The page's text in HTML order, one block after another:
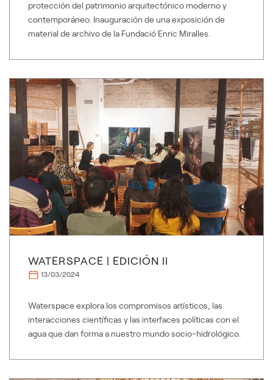
protección del patrimonio arquitectónico moderno y
contemporáneo. Inauguración de una exposición de
material de archivo de la Fundació Enric Miralles.
WATERSPACE | EDICIÓN II
13/03/2024
Waterspace explora los compromisos artísticos, las
interacciones científicas y las interfaces políticas con el
agua que dan forma a nuestro mundo socio-hidrológico.